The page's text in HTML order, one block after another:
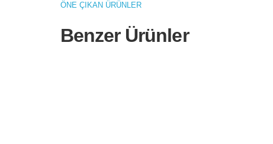
ÖNE ÇIKAN ÜRÜNLER
Benzer Ürünler